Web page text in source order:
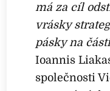
má za cíl
vrásky
pásky na
Ioannis
společnosti